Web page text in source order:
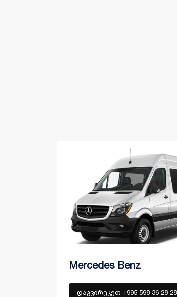
Mercedes Benz
დაგვირეკეთ +995 598 36 28 28